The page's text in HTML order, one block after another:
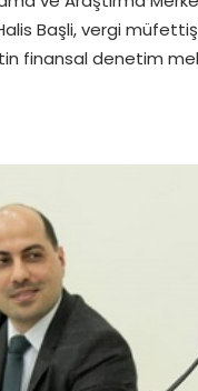
Başli, vergi
finansal denetim